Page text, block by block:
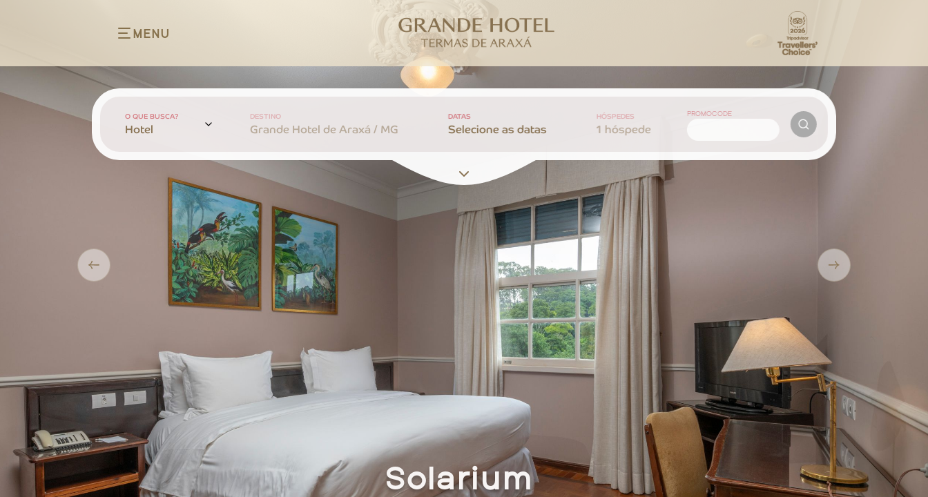
MENU
O QUE BUSCA?
Hotel
DESTINO
Grande Hotel de Araxá / MG
DATAS
Selecione as datas
HÓSPEDES
1 hóspede
PROMOCODE
Solarium
Previous slide Next slide